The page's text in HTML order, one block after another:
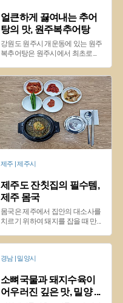
얼큰하게 끓여내는 추어
탕의 맛, 원주복추어탕
강원도 원주시 개운동에 있는 원주
복추어탕은 원주시에서 최초로...
제주 | 제주시
제주도 잔칫집의 필수템,
제주 몸국
몸국은 제주에서 집안의 대소사를
치르기 위하여 돼지를 잡을 때 만...
경남 | 밀양시
소뼈국물과 돼지수육이
어우러진 깊은 맛, 밀양...